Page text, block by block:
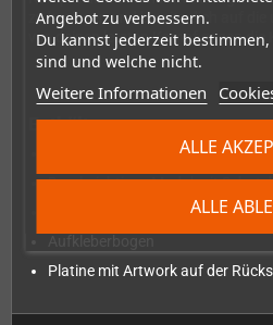
Angebot zu verbessern.
Du kannst jederzeit
sind und welche nicht.
Weitere Informationen
ALLE
ALLE
zu besiegen und bereite dich auf
vor, deinen letzten Kampf gegen die
Enthält
Eingeschweißte Verpackung
Durchsichtiges Modul mit
Platine mit Artwork auf der